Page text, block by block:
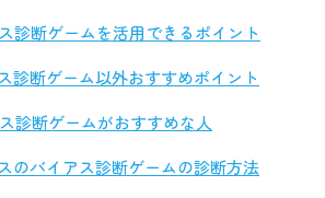
診断ゲームを活用できるポイント
診断ゲーム以外おすすめポイント
診断ゲームがおすすめな人
のバイアス診断ゲームの診断方法